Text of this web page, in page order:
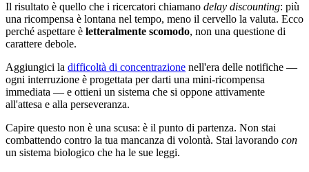
Il risultato è quello che i ricercatori chiamano delay discounting: più
una ricompensa è lontana nel tempo, meno il cervello la valuta. Ecco
perché aspettare è letteralmente scomodo, non una questione di
carattere debole.
Aggiungici la difficoltà di concentrazione nell'era delle notifiche —
ogni interruzione è progettata per darti una mini-ricompensa
immediata — e ottieni un sistema che si oppone attivamente
all'attesa e alla perseveranza.
Capire questo non è una scusa: è il punto di partenza. Non stai
combattendo contro la tua mancanza di volontà. Stai lavorando con
un sistema biologico che ha le sue leggi.